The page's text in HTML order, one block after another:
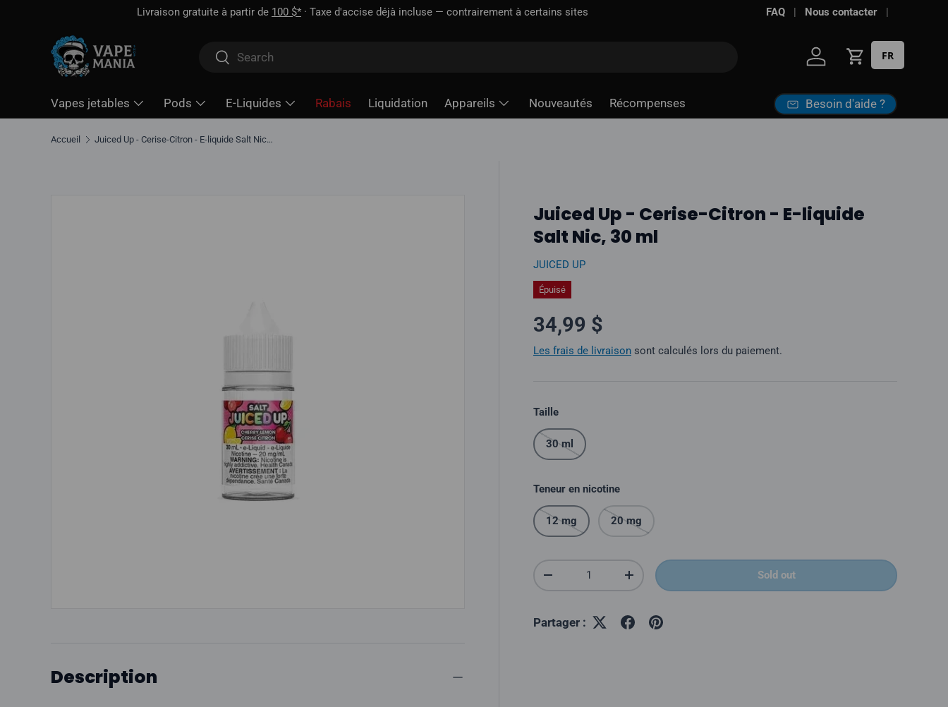
Livraison gratuite à partir de100 $*· Taxe d'accise déjà incluse — contrairement à certains sites FAQ Nous contacter
Rechercher
Rechercher
Se connecter
Panier
FR
Vapes jetables Pods E-Liquides Rabais Liquidation Appareils Nouveautés Récompenses Besoin d'aide ?
Accueil Juiced Up - Cerise-Citron - E-liquide Salt Nic, 30 ml
Juiced Up - Cerise-Citron - E-liquide
Salt Nic, 30 ml
JUICED UP
Épuisé
Prix normal
34,99 $
Les frais de livraison sont calculés lors du paiement.
Taille
30 ml
Teneur en nicotine
12 mg 20 mg
Quantité
Réduire la quantitéAugmenter la quantité Sold out
Partager :
Description